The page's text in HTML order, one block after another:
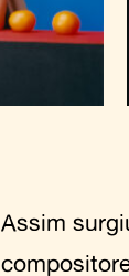
Assim